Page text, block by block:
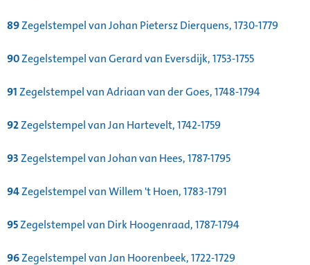
89Zegelstempel van Johan Pietersz Dierquens, 1730-1779
90Zegelstempel van Gerard van Eversdijk, 1753-1755
91Zegelstempel van Adriaan van der Goes, 1748-1794
92Zegelstempel van Jan Hartevelt, 1742-1759
93Zegelstempel van Johan van Hees, 1787-1795
94Zegelstempel van Willem 't Hoen, 1783-1791
95Zegelstempel van Dirk Hoogenraad, 1787-1794
96Zegelstempel van Jan Hoorenbeek, 1722-1729